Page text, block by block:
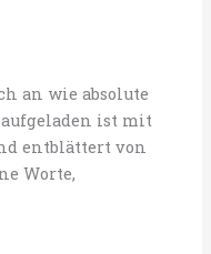
an wie absolute
aufgeladen ist mit
entblättert von
Worte,